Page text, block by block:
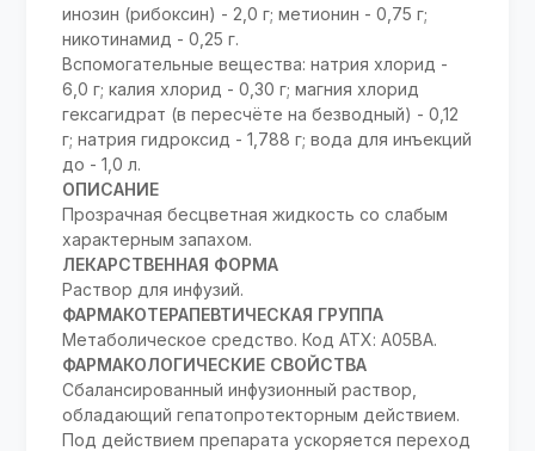
инозин (рибоксин) - 2,0 г; метионин - 0,75 г;
никотинамид - 0,25 г.
Вспомогательные вещества: натрия хлорид -
6,0 г; калия хлорид - 0,30 г; магния хлорид
гексагидрат (в пересчёте на безводный) - 0,12
г; натрия гидроксид - 1,788 г; вода для инъекций
до - 1,0 л.
ОПИСАНИЕ
Прозрачная бесцветная жидкость со слабым
характерным запахом.
ЛЕКАРСТВЕННАЯ ФОРМА
Раствор для инфузий.
ФАРМАКОТЕРАПЕВТИЧЕСКАЯ ГРУППА
Метаболическое средство. Код АТХ: A05BA.
ФАРМАКОЛОГИЧЕСКИЕ СВОЙСТВА
Сбалансированный инфузионный раствор,
обладающий гепатопротекторным действием.
Под действием препарата ускоряется переход